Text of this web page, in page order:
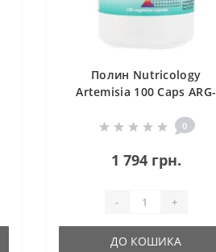
Полин Nutricology
Artemisia 100 Caps ARG-
0
1 794 грн.
- +
ДО КОШИКА